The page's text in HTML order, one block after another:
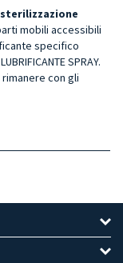
sterilizzazione
mobili accessibili
specifico
SPRAY.
con gli